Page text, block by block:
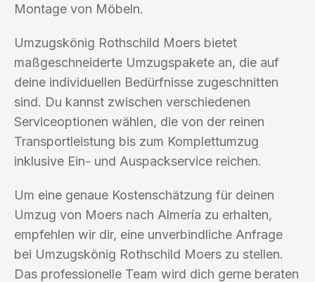
Montage von Möbeln.
Umzugskönig Rothschild Moers bietet
maßgeschneiderte Umzugspakete an, die auf
deine individuellen Bedürfnisse zugeschnitten
sind. Du kannst zwischen verschiedenen
Serviceoptionen wählen, die von der reinen
Transportleistung bis zum Komplettumzug
inklusive Ein- und Auspackservice reichen.
Um eine genaue Kostenschätzung für deinen
Umzug von Moers nach Almería zu erhalten,
empfehlen wir dir, eine unverbindliche Anfrage
bei Umzugskönig Rothschild Moers zu stellen.
Das professionelle Team wird dich gerne beraten